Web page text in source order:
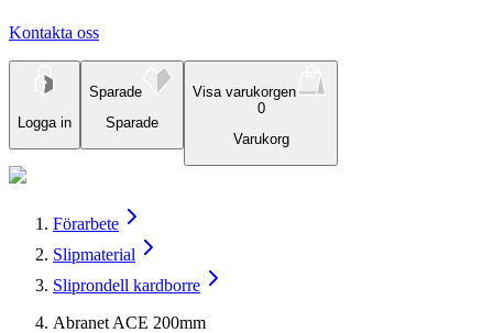
Kontakta oss
Logga in
Sparade
Sparade
Visa varukorgen
0
Varukorg
Förarbete
Slipmaterial
Sliprondell kardborre
Abranet ACE 200mm